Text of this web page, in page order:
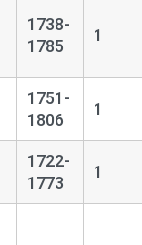
1738-
1785
1
1751-
1806
1
1722-
1773
1